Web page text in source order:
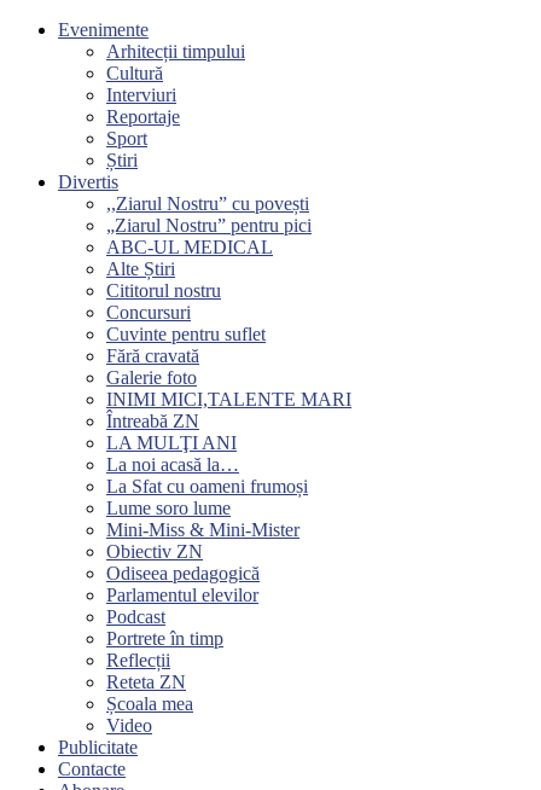
Evenimente
Arhitecții timpului
Cultură
Interviuri
Reportaje
Sport
Știri
Divertis
,,Ziarul Nostru” cu povești
„Ziarul Nostru” pentru pici
ABC-UL MEDICAL
Alte Știri
Cititorul nostru
Concursuri
Cuvinte pentru suflet
Fără cravată
Galerie foto
INIMI MICI,TALENTE MARI
Întreabă ZN
LA MULŢI ANI
La noi acasă la…
La Sfat cu oameni frumoși
Lume soro lume
Mini-Miss & Mini-Mister
Obiectiv ZN
Odiseea pedagogică
Parlamentul elevilor
Podcast
Portrete în timp
Reflecții
Reteta ZN
Școala mea
Video
Publicitate
Contacte